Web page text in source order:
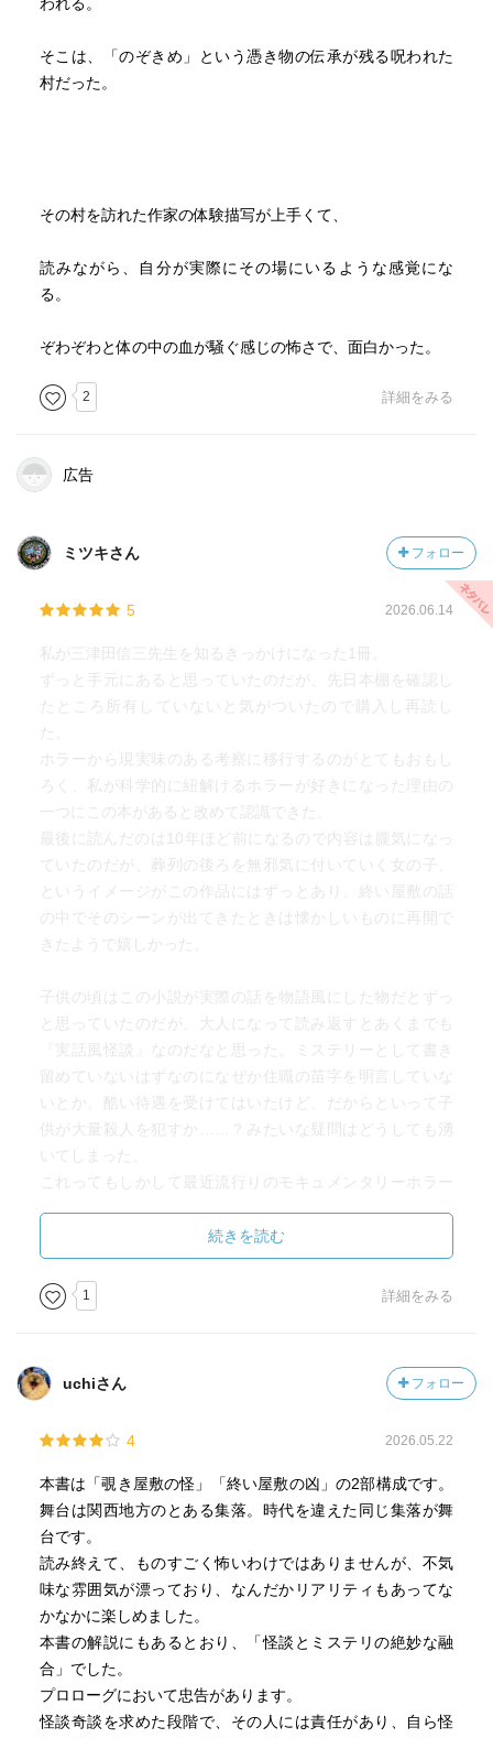
そこは、「のぞきめ」という憑き物の伝承が残る呪われた
村だった。
その村を訪れた作家の体験描写が上手くて、
読みながら、自分が実際にその場にいるような感覚にな
る。
ぞわぞわと体の中の血が騒ぐ感じの怖さで、面白かった。
2 詳細をみる
広告
ミツキさん フォロー
5 2026.06.14
私が三津田信三先生を知るきっかけになった1冊。
ずっと手元にあると思っていたのだが、先日本棚を確認し
たところ所有していないと気がついたので購入し再読し
た。
ホラーから現実味のある考察に移行するのがとてもおもし
ろく、私が科学的に紐解けるホラーが好きになった理由の
一つにこの本があると改めて認識できた。
最後に読んだのは10年ほど前になるので内容は朧気になっ
ていたのだが、葬列の後ろを無邪気に付いていく女の子、
というイメージがこの作品にはずっとあり、終い屋敷の話
の中でそのシーンが出てきたときは懐かしいものに再開で
きたようで嬉しかった。
子供の頃はこの小説が実際の話を物語風にした物だとずっ
と思っていたのだが、大人になって読み返すとあくまでも
『実話風怪談』なのだなと思った。ミステリーとして書き
留めていないはずなのになぜか住職の苗字を明言していな
いとか、酷い待遇を受けてはいたけど、だからといって子
供が大量殺人を犯すか……？みたいな疑問はどうしても湧
いてしまった。
これってもしかして最近流行りのモキュメンタリーホラー
だな〜、などと考えてしまう。
続きを読む
1 詳細をみる
uchiさん フォロー
4 2026.05.22
本書は「覗き屋敷の怪」「終い屋敷の凶」の2部構成です。
舞台は関西地方のとある集落。時代を違えた同じ集落が舞
台です。
読み終えて、ものすごく怖いわけではありませんが、不気
味な雰囲気が漂っており、なんだかリアリティもあってな
かなかに楽しめました。
本書の解説にもあるとおり、「怪談とミステリの絶妙な融
合」でした。
プロローグにおいて忠告があります。
怪談奇談を求めた段階で、その人には責任があり、自ら怪